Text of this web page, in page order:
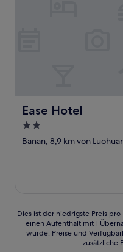
Ease Hotel
Ease Hotel
2.0-
Sterne-
Banan, 8,9 km von
Dies
der
Dies ist der niedrigste Preis
einen Aufenthalt mit 1
wurde. Preise und
zusätzliche